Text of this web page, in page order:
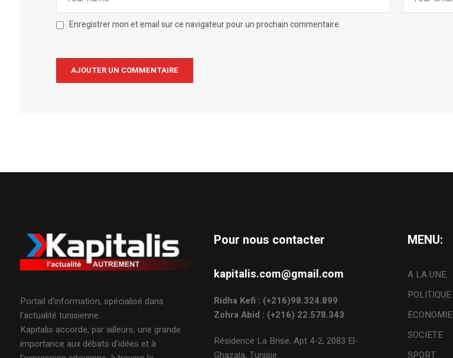
Enregistrer mon et email sur ce navigateur pour un prochain commentaire.
Portail d’information, spécialisé dans
l’actualité tunisienne.
Kapitalis accorde, par ailleurs, une grande
importance aux débats d’idées et à
Pour nous contacter
kapitalis.com@gmail.com
Ridha Kefi : (+216)98.324.899
Zohra Abid : (+216) 22.578.343
Résidence La Brise, Apt 4-2, 2083 El-
Ghazala, Tunisie.
MENU:
A LA UNE
POLITIQUE
ECONOMIE
SOCIETE
SPORT